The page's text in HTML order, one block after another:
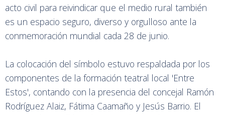
acto civil para reivindicar que el medio rural también
es un espacio seguro, diverso y orgulloso ante la
conmemoración mundial cada 28 de junio.
La colocación del símbolo estuvo respaldada por los
componentes de la formación teatral local 'Entre
Estos', contando con la presencia del concejal Ramón
Rodríguez Alaiz, Fátima Caamaño y Jesús Barrio. El